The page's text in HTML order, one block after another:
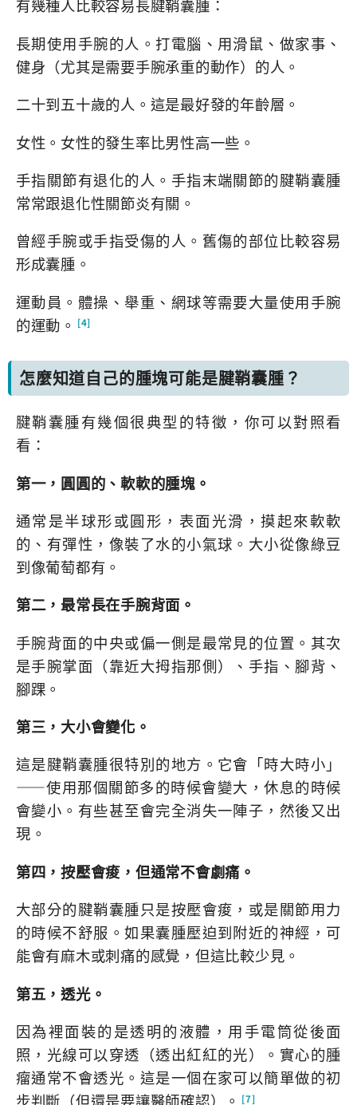
有幾種人比較容易長腱鞘囊腫：
長期使用手腕的人。打電腦、用滑鼠、做家事、
健身（尤其是需要手腕承重的動作）的人。
二十到五十歲的人。這是最好發的年齡層。
女性。女性的發生率比男性高一些。
手指關節有退化的人。手指末端關節的腱鞘囊腫
常常跟退化性關節炎有關。
曾經手腕或手指受傷的人。舊傷的部位比較容易
形成囊腫。
運動員。體操、舉重、網球等需要大量使用手腕
的運動。 [4]
怎麼知道自己的腫塊可能是腱鞘囊腫？
腱鞘囊腫有幾個很典型的特徵，你可以對照看
看：
第一，圓圓的、軟軟的腫塊。
通常是半球形或圓形，表面光滑，摸起來軟軟
的、有彈性，像裝了水的小氣球。大小從像綠豆
到像葡萄都有。
第二，最常長在手腕背面。
手腕背面的中央或偏一側是最常見的位置。其次
是手腕掌面（靠近大拇指那側）、手指、腳背、
腳踝。
第三，大小會變化。
這是腱鞘囊腫很特別的地方。它會「時大時小」
——使用那個關節多的時候會變大，休息的時候
會變小。有些甚至會完全消失一陣子，然後又出
現。
第四，按壓會痠，但通常不會劇痛。
大部分的腱鞘囊腫只是按壓會痠，或是關節用力
的時候不舒服。如果囊腫壓迫到附近的神經，可
能會有麻木或刺痛的感覺，但這比較少見。
第五，透光。
因為裡面裝的是透明的液體，用手電筒從後面
照，光線可以穿透（透出紅紅的光）。實心的腫
瘤通常不會透光。這是一個在家可以簡單做的初
步判斷（但還是要讓醫師確認）。 [7]